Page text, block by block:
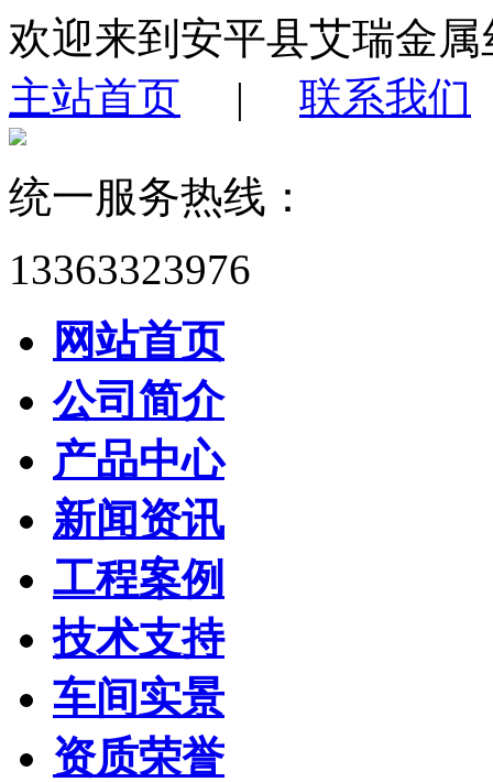
欢迎来到安平县艾瑞金
主站首页 | 联系我们
统一服务热线：
13363323976
网站首页
公司简介
产品中心
新闻资讯
工程案例
技术支持
车间实景
资质荣誉